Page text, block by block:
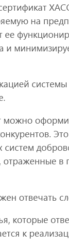
на
и
можно
в
отвечать
которые
к